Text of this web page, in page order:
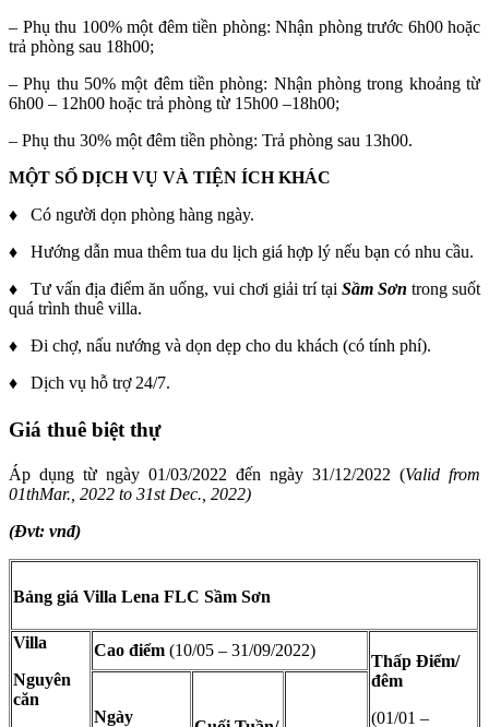
– Phụ thu 100% một đêm tiền phòng: Nhận phòng trước 6h00 hoặc
trả phòng sau 18h00;
– Phụ thu 50% một đêm tiền phòng: Nhận phòng trong khoảng từ
6h00 – 12h00 hoặc trả phòng từ 15h00 –18h00;
– Phụ thu 30% một đêm tiền phòng: Trả phòng sau 13h00.
MỘT SỐ DỊCH VỤ VÀ TIỆN ÍCH KHÁC
♦ Có người dọn phòng hàng ngày.
♦ Hướng dẫn mua thêm tua du lịch giá hợp lý nếu bạn có nhu cầu.
♦ Tư vấn địa điểm ăn uống, vui chơi giải trí tại Sầm Sơn trong suốt
quá trình thuê villa.
♦ Đi chợ, nấu nướng và dọn dẹp cho du khách (có tính phí).
♦ Dịch vụ hỗ trợ 24/7.
Giá thuê biệt thự
Áp dụng từ ngày 01/03/2022 đến ngày 31/12/2022 (Valid from
01thMar., 2022 to 31st Dec., 2022)
(Đvt: vnđ)
Bảng giá Villa Lena FLC Sầm Sơn
Villa
Nguyên
căn
Cao điểm (10/05 – 31/09/2022)
Thấp Điểm/
đêm
(01/01 –
Ngày